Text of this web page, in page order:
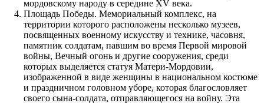
мордовскому народу в середине XV века.
Площадь Победы. Мемориальный комплекс, на
территории которого расположены несколько музеев,
посвященных военному искусству и технике, часовня,
памятник солдатам, павшим во время Первой мировой
войны, Вечный огонь и другие сооружения, среди
которых выделяется статуя Матери-Мордовии,
изображенной в виде женщины в национальном костюме
и праздничном головном уборе, которая благословляет
своего сына-солдата, отправляющегося на войну. Эта